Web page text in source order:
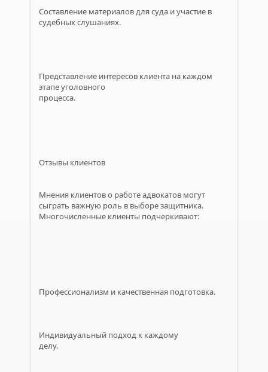
Составление материалов для суда и участие в
судебных слушаниях.
Представление интересов клиента на каждом
этапе уголовного
процесса.
Отзывы клиентов
Мнения клиентов о работе адвокатов могут
сыграть важную роль в выборе защитника.
Многочисленные клиенты подчеркивают:
Профессионализм и качественная подготовка.
Индивидуальный подход к каждому
делу.